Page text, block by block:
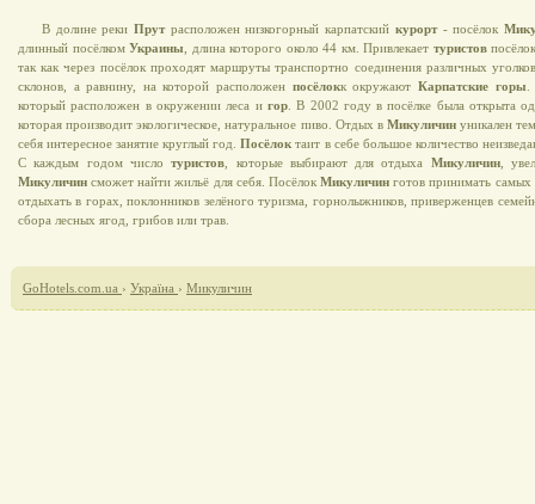
В долине рекиПрутрасположен низкогорный карпатский курорт- посёлок
длинный посёлкомУкраины , длина которого около 44 км. Привлекает туристов
так как через посёлок проходят маршруты транспортно соединения различных
склонов, а равнину, на которой расположен посёлокк окружают Карпатские горы
который расположен в окружении леса и гор. В 2002 году в посёлке была открыта
которая производит экологическое, натуральное пиво. Отдых в Микуличинуникален
себя интересное занятие круглый год.Посёлок таит в себе большое количество
С каждым годом числотуристов , которые выбирают для отдыха Микуличин,
Микуличин сможет найти жильё для себя. ПосёлокМикуличин готов принимать
отдыхать в горах, поклонников зелёного туризма, горнолыжников, приверженцев
сбора лесных ягод, грибов или трав.
GoHotels.com.ua › Україна › Микуличин